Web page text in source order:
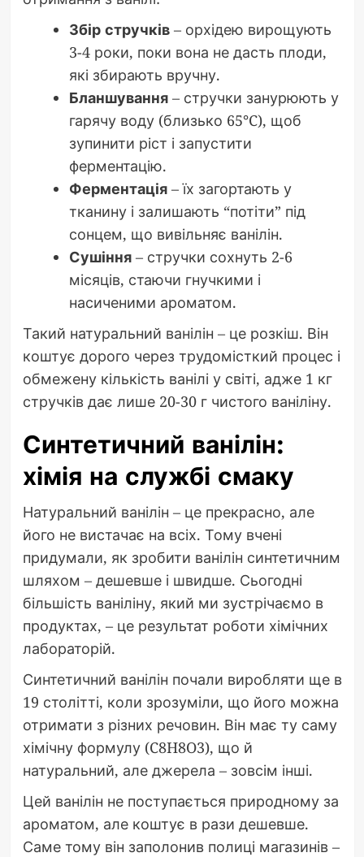
Збір стручків– орхідею вирощують
3-4 роки, поки вона не дасть плоди,
які збирають вручну.
Бланшування– стручки занурюють у
гарячу воду (близько 65°C), щоб
зупинити ріст і запустити
ферментацію.
Ферментація– їх загортають у
тканину і залишають “потіти” під
сонцем, що вивільняє ванілін.
Сушіння– стручки сохнуть 2-6
місяців, стаючи гнучкими і
насиченими ароматом.
Такий натуральний ванілін – це розкіш. Він
коштує дорого через трудомісткий процес і
обмежену кількість ванілі у світі, адже 1 кг
стручків дає лише 20-30 г чистого ваніліну.
Синтетичний ванілін:
хімія на службі смаку
Натуральний ванілін – це прекрасно, але
його не вистачає на всіх. Тому вчені
придумали, як зробити ванілін синтетичним
шляхом – дешевше і швидше. Сьогодні
більшість ваніліну, який ми зустрічаємо в
продуктах, – це результат роботи хімічних
лабораторій.
Синтетичний ванілін почали виробляти ще в
19 столітті, коли зрозуміли, що його можна
отримати з різних речовин. Він має ту саму
хімічну формулу (C8H8O3), що й
натуральний, але джерела – зовсім інші.
Цей ванілін не поступається природному за
ароматом, але коштує в рази дешевше.
Саме тому він заполонив полиці магазинів –